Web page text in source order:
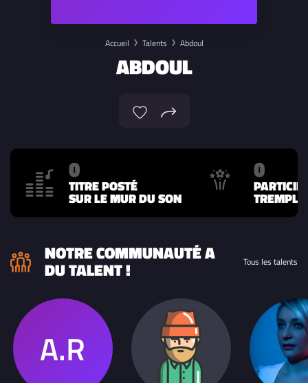
Accueil Talents Abdoul
ABDOUL
0
TITRE POSTÉ
SUR LE MUR DU SON
0
NOTRE COMMUNAUTÉ A
DU TALENT ! Tous les talents